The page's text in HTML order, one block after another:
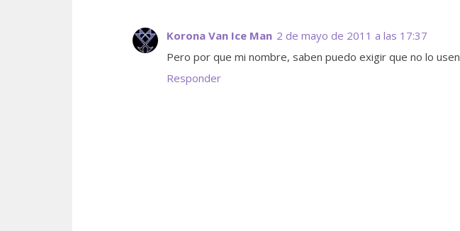
Korona Van Ice Man 2 de mayo de 2011 a las 17:37
Pero por que mi nombre, saben puedo exigir que no lo usen
Responder